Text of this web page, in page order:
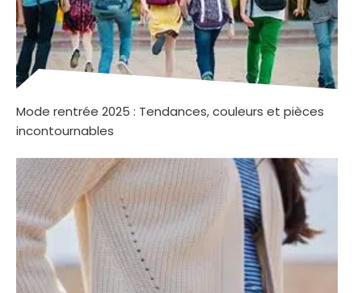
Mode rentrée 2025 : Tendances, couleurs et pièces
incontournables